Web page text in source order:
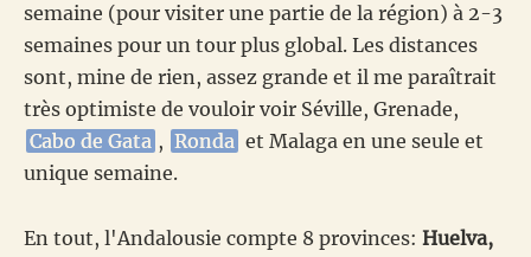
semaine (pour visiter une partie de la région) à 2-3
semaines pour un tour plus global. Les distances
sont, mine de rien, assez grande et il me paraîtrait
très optimiste de vouloir voir Séville, Grenade,
Cabo de Gata , Ronda et Malaga en une seule et
unique semaine.
En tout, l'Andalousie compte 8 provinces: Huelva,